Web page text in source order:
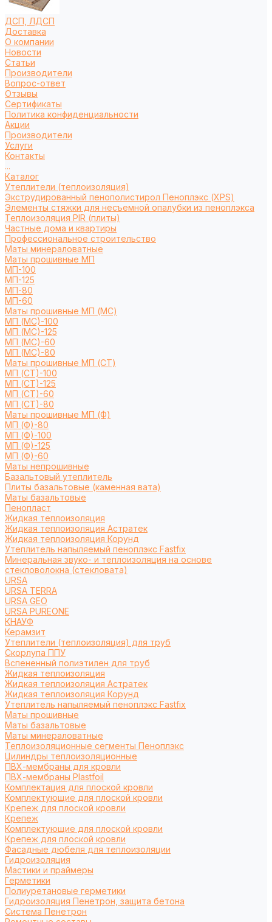
ДСП, ЛДСП
Доставка
О компании
Новости
Статьи
Производители
Вопрос-ответ
Отзывы
Сертификаты
Политика конфиденциальности
Акции
Производители
Услуги
Контакты
...
Каталог
Утеплители (теплоизоляция)
Экструдированный пенополистирол Пеноплэкс (XPS)
Элементы стяжки для несъемной опалубки из пеноплэкса
Теплоизоляция PIR (плиты)
Частные дома и квартиры
Профессиональное строительство
Маты минераловатные
Маты прошивные МП
МП-100
МП-125
МП-80
МП-60
Маты прошивные МП (МС)
МП (МС)-100
МП (МС)-125
МП (МС)-60
МП (МС)-80
Маты прошивные МП (СТ)
МП (СТ)-100
МП (СТ)-125
МП (СТ)-60
МП (СТ)-80
Маты прошивные МП (Ф)
МП (Ф)-80
МП (Ф)-100
МП (Ф)-125
МП (Ф)-60
Маты непрошивные
Базальтовый утеплитель
Плиты базальтовые (каменная вата)
Маты базальтовые
Пенопласт
Жидкая теплоизоляция
Жидкая теплоизоляция Астратек
Жидкая теплоизоляция Корунд
Утеплитель напыляемый пеноплэкс Fastfix
Минеральная звуко- и теплоизоляция на основе
стекловолокна (стекловата)
URSA
URSA TERRA
URSA GEO
URSA PUREONE
КНАУФ
Керамзит
Утеплители (теплоизоляция) для труб
Cкорлупа ППУ
Вспененный полиэтилен для труб
Жидкая теплоизоляция
Жидкая теплоизоляция Астратек
Жидкая теплоизоляция Корунд
Утеплитель напыляемый пеноплэкс Fastfix
Маты прошивные
Маты базальтовые
Маты минераловатные
Теплоизоляционные сегменты Пеноплэкс
Цилиндры теплоизоляционные
ПВХ-мембраны для кровли
ПВХ-мембраны Plastfoil
Комплектация для плоской кровли
Комплектующие для плоской кровли
Крепеж для плоской кровли
Крепеж
Комплектующие для плоской кровли
Крепеж для плоской кровли
Фасадные дюбеля для теплоизоляции
Гидроизоляция
Мастики и праймеры
Герметики
Полиуретановые герметики
Гидроизоляция Пенетрон, защита бетона
Система Пенетрон